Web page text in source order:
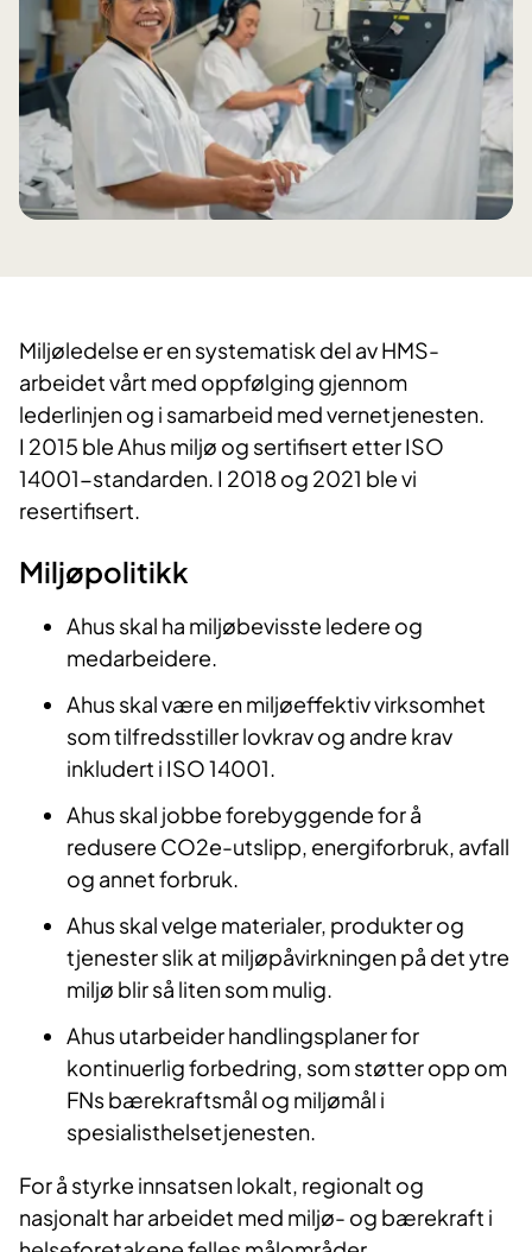
Miljøledelse er en systematisk del av HMS-
arbeidet vårt med oppfølging gjennom
lederlinjen og i samarbeid med vernetjenesten.
I 2015 ble Ahus miljø og sertifisert etter ISO
14001-standarden. I 2018 og 2021 ble vi
resertifisert.
Miljøpolitikk
Ahus skal ha miljøbevisste ledere og
medarbeidere.
Ahus skal være en miljøeffektiv virksomhet
som tilfredsstiller lovkrav og andre krav
inkludert i ISO 14001.
Ahus skal jobbe forebyggende for å
redusere CO2e-utslipp, energiforbruk, avfall
og annet forbruk.
Ahus skal velge materialer, produkter og
tjenester slik at miljøpåvirkningen på det ytre
miljø blir så liten som mulig.
Ahus utarbeider handlingsplaner for
kontinuerlig forbedring, som støtter opp om
FNs bærekraftsmål og miljømål i
spesialisthelsetjenesten​​​.
For å styrke innsatsen lokalt, regionalt og
nasjonalt har arbeidet med miljø- og bærekraft i